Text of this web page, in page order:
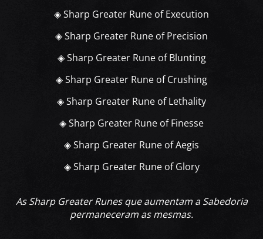
◈ Sharp Greater Rune of Execution
◈ Sharp Greater Rune of Precision
◈ Sharp Greater Rune of Blunting
◈ Sharp Greater Rune of Crushing
◈ Sharp Greater Rune of Lethality
◈ Sharp Greater Rune of Finesse
◈ Sharp Greater Rune of Aegis
◈ Sharp Greater Rune of Glory
As Sharp Greater Runes que aumentam a Sabedoria
permaneceram as mesmas.